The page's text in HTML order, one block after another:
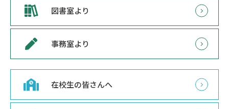
図書室より
事務室より
在校生の皆さんへ